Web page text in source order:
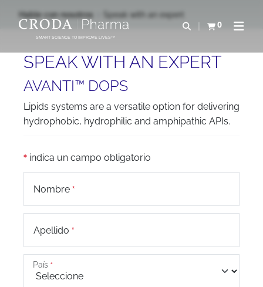
CONTENIDOSMART SCIENCE TO IMPROVE LIVES™
Abrir0
Ver carritoAbrir
Hable con nosotros Speak with an expert
SPEAK WITH AN EXPERT
AVANTI™ DOPS
Lipids systems are a versatile option for delivering
hydrophobic, hydrophilic and amphipathic APIs.
indica un campo obligatorio
Nombre
Apellido
País